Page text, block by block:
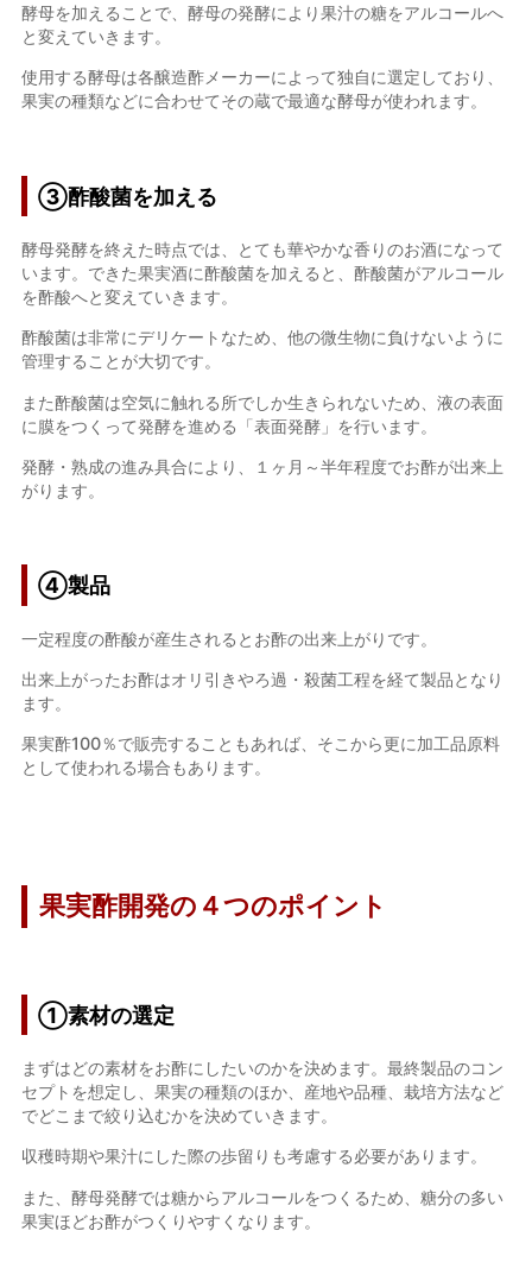
酵母を加えることで、酵母の発酵により果汁の糖をアルコールへ
と変えていきます。
使用する酵母は各醸造酢メーカーによって独自に選定しており、
果実の種類などに合わせてその蔵で最適な酵母が使われます。
③酢酸菌を加える
酵母発酵を終えた時点では、とても華やかな香りのお酒になって
います。できた果実酒に酢酸菌を加えると、酢酸菌がアルコール
を酢酸へと変えていきます。
酢酸菌は非常にデリケートなため、他の微生物に負けないように
管理することが大切です。
また酢酸菌は空気に触れる所でしか生きられないため、液の表面
に膜をつくって発酵を進める「表面発酵」を行います。
発酵・熟成の進み具合により、１ヶ月～半年程度でお酢が出来上
がります。
④製品
一定程度の酢酸が産生されるとお酢の出来上がりです。
出来上がったお酢はオリ引きやろ過・殺菌工程を経て製品となり
ます。
果実酢100％で販売することもあれば、そこから更に加工品原料
として使われる場合もあります。
果実酢開発の４つのポイント
①素材の選定
まずはどの素材をお酢にしたいのかを決めます。最終製品のコン
セプトを想定し、果実の種類のほか、産地や品種、栽培方法など
でどこまで絞り込むかを決めていきます。
収穫時期や果汁にした際の歩留りも考慮する必要があります。
また、酵母発酵では糖からアルコールをつくるため、糖分の多い
果実ほどお酢がつくりやすくなります。